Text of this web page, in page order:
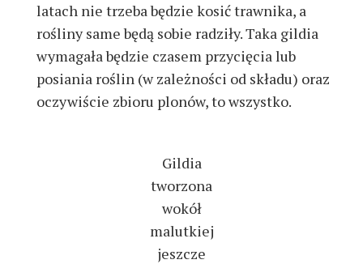
latach nie trzeba będzie kosić trawnika, a
rośliny same będą sobie radziły. Taka gildia
wymagała będzie czasem przycięcia lub
posiania roślin (w zależności od składu) oraz
oczywiście zbioru plonów, to wszystko.
Gildia
tworzona
wokół
malutkiej
jeszcze